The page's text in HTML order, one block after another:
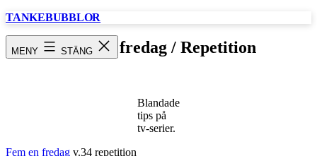
Hoppa
TANKEBUBBLOR
MENY STÄNG
Fem en fredag / Repetition
Blandade
tips på
tv-serier.
Fem en fredag v.34 repetition